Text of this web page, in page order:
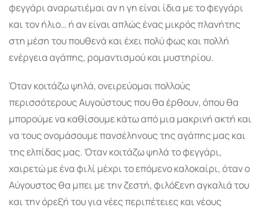
φεγγάρι αναρωτιέμαι αν η γη είναι ίδια με το φεγγάρι
και τον ήλιο… ή αν είναι απλώς ένας μικρός πλανήτης
στη μέση του πουθενά και έχει πολύ φως και πολλή
ενέργεια αγάπης, ρομαντισμού και μυστηρίου.
Όταν κοιτάζω ψηλά, ονειρεύομαι πολλούς
περισσότερους Αυγούστους που θα έρθουν, όπου θα
μπορούμε να καθίσουμε κάτω από μια μακρινή ακτή και
να τους ονομάσουμε πανσέληνους της αγάπης μας και
της ελπίδας μας. Όταν κοιτάζω ψηλά το φεγγάρι,
χαιρετώ με ένα φιλί μέχρι το επόμενο καλοκαίρι, όταν ο
Αύγουστος θα μπει με την ζεστή, φιλόξενη αγκαλιά του
και την όρεξή του για νέες περιπέτειες και νέους